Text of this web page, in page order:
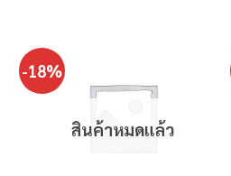
-18%
สินค้าหมดแล้ว